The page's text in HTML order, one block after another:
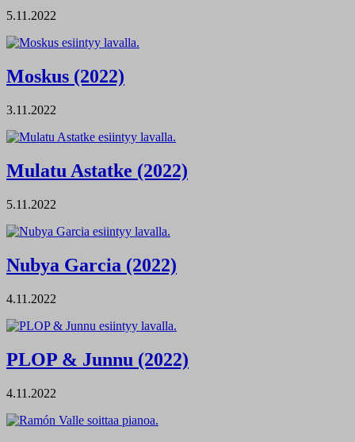
5.11.2022
Moskus (2022)
3.11.2022
Mulatu Astatke (2022)
5.11.2022
Nubya Garcia (2022)
4.11.2022
PLOP & Junnu (2022)
4.11.2022